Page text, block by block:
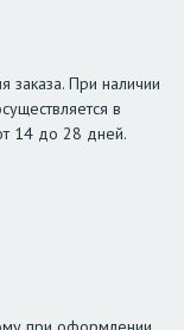
заказа. При наличии
в
14 до 28 дней.